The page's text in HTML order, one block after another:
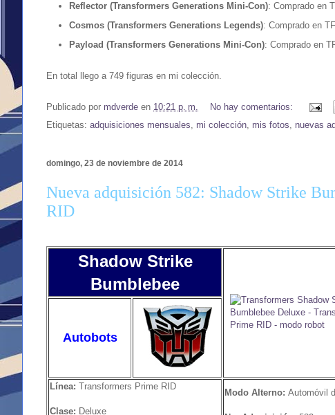
Reflector (Transformers Generations Mini-Con): Comprado en
Cosmos (Transformers Generations Legends): Comprado en
Payload (Transformers Generations Mini-Con): Comprado en
En total llego a 749 figuras en mi colección.
Publicado por mdverde en 10:21 p. m.
No hay comentarios:
Etiquetas: adquisiciones mensuales, mi colección, mis fotos, nuevas
domingo, 23 de noviembre de 2014
Nueva adquisición 582: Shadow Strike
RID
Shadow Strike
Bumblebee
Autobots
Línea: Transformers Prime RID
Clase: Deluxe
Modo Alterno: Automóvil